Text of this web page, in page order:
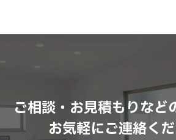
ご相談・お見積もりなど
お気軽にご連絡くだ